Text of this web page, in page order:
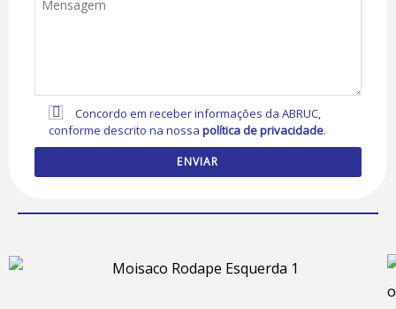
Concordo em receber informações da ABRUC,
conforme descrito na nossapolítica de privacidade.